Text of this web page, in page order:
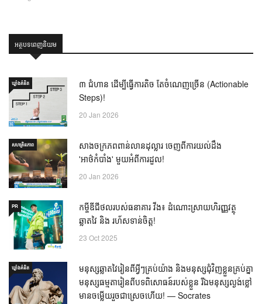
អត្ថបទពេញនិយម
ឃ្លាំង​គំនិត
៣ ជំហាន ដើម្បីធ្វើការតិច តែចំណេញច្រើន (Actionable
Steps)!
20 Jan 2026
សហគ្រិនភាព
សាងចក្រភពពាន់លានដុល្លារ ចេញពីការយល់ដឹង
'អាថ៌កំបាំង' មួយអំពីការដួល!
20 Jan 2026
PR
កម្ចីឌីជីថលរបស់ធនាគារ វីង៖ ដំណោះស្រាយហិរញ្ញវត្ថុ
ឆ្លាតវៃ និង រហ័សទាន់ចិត្ត!
23 Oct 2025
ឃ្លាំង​គំនិត
មនុស្សឆ្លាតវៃរៀនពីអ្វីៗគ្រប់យ៉ាង និងមនុស្សជុំវិញខ្លួនគ្រប់គ្នា
មនុស្សធម្មតារៀនពីបទពិសោធន៍របស់ខ្លួន រីឯមនុស្សល្ងង់ខ្លៅ
មានចម្លើយរួចជាស្រេចហើយ! — Socrates